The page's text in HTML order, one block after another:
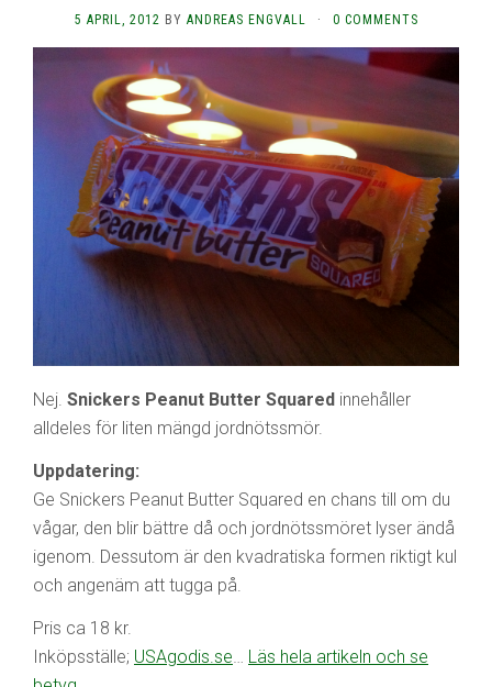
5 APRIL, 2012 BY ANDREAS ENGVALL · 0 COMMENTS
Nej. Snickers Peanut Butter Squared innehåller
alldeles för liten mängd jordnötssmör.
Uppdatering:
Ge Snickers Peanut Butter Squared en chans till om du
vågar, den blir bättre då och jordnötssmöret lyser ändå
igenom. Dessutom är den kvadratiska formen riktigt kul
och angenäm att tugga på.
Pris ca 18 kr.
Inköpsställe; USAgodis.se… Läs hela artikeln och se